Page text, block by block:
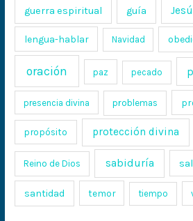
guerra espiritual guía
lengua-hablar Navidad
oración paz pecado
presencia divina problemas
propósito protección divina
Reino de Dios sabiduría
santidad temor tiempo